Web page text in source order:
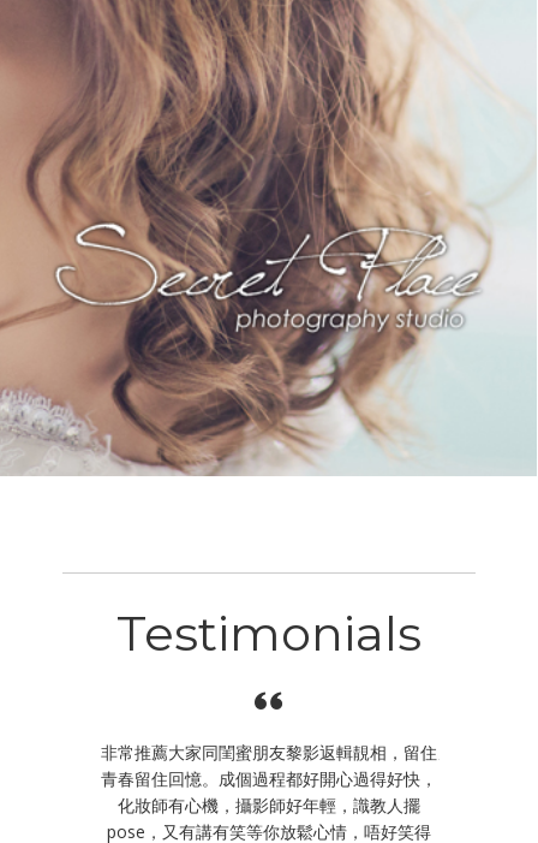
Testimonials
非常推薦大家同閨蜜朋友黎影返輯靚相，留住
青春留住回憶。成個過程都好開心過得好快，
化妝師有心機，攝影師好年輕，識教人擺
pose，又有講有笑等你放鬆心情，唔好笑得